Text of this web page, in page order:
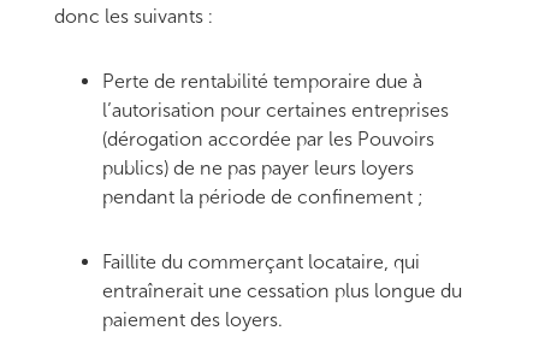
donc les suivants :
Perte de rentabilité temporaire due à
l’autorisation pour certaines entreprises
(dérogation accordée par les Pouvoirs
publics) de ne pas payer leurs loyers
pendant la période de confinement ;
Faillite du commerçant locataire, qui
entraînerait une cessation plus longue du
paiement des loyers.